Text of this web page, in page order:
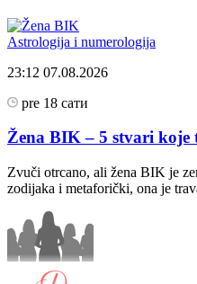
Astrologija i numerologija
23:12 07.08.2026
pre 18 сати
Žena BIK – 5 stvari koje
Zvuči otrcano, ali žena BIK je
zodijaka i metaforički, ona je